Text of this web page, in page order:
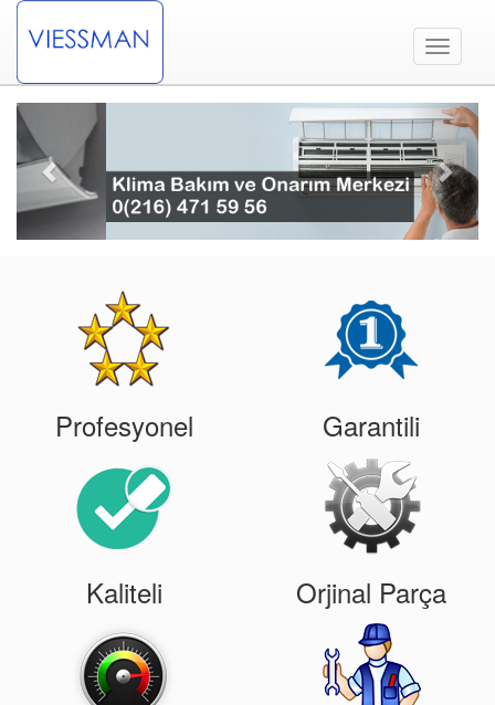
Toggle
Previous Next
Profesyonel Garantili
Kaliteli Orjinal Parça